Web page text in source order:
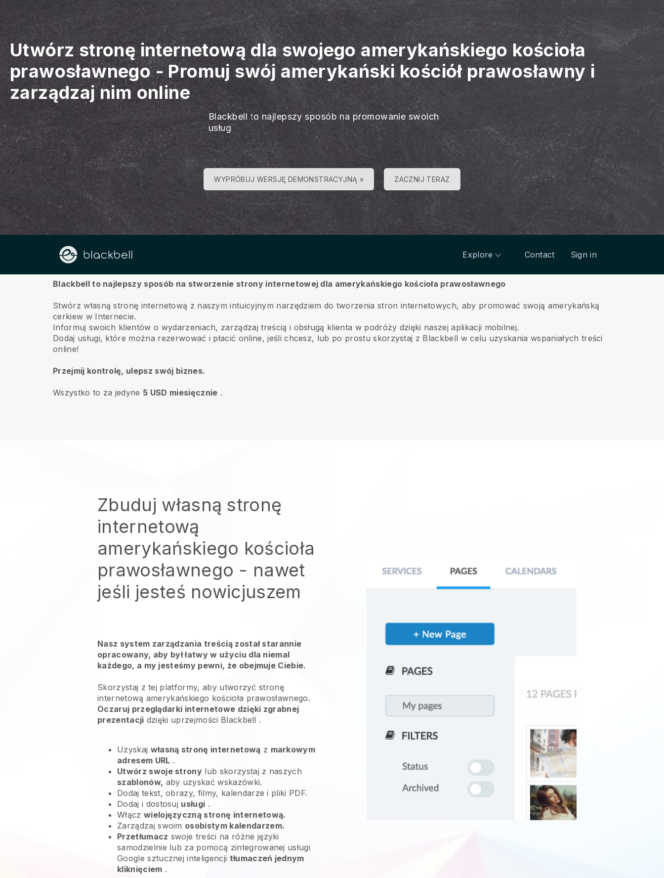
Utwórz stronę internetową dla swojego amerykańskiego kościoła
prawosławnego-Promuj swój amerykański kościół prawosławny i
zarządzaj nim online
Blackbell to najlepszy sposób na promowanie swoich
usług
WYPRÓBUJ WERSJĘ DEMONSTRACYJNĄ » ZACZNIJ TERAZ
Explore Contact Sign in
O
Blackbell to najlepszy sposób na stworzenie strony internetowej dla amerykańskiego kościoła prawosławnego
Stwórz własną stronę internetową z naszym intuicyjnym narzędziem do tworzenia stron internetowych, aby promować swoją amerykańską
cerkiew w Internecie.
Informuj swoich klientów o wydarzeniach, zarządzaj treścią i obsługą klienta w podróży dzięki naszej aplikacji mobilnej.
Dodaj usługi, które można rezerwować i płacić online, jeśli chcesz, lub po prostu skorzystaj z Blackbell w celu uzyskania wspaniałych treści
online!
Przejmij kontrolę, ulepsz swój biznes.
Wszystko to za jedyne 5 USD miesięcznie .
Zbuduj własną stronę
internetową
amerykańskiego kościoła
prawosławnego - nawet
jeśli jesteś nowicjuszem
Nasz system zarządzania treścią został starannie
opracowany, aby był łatwy w użyciu dla niemal
każdego, a my jesteśmy pewni, że obejmuje Ciebie.
Skorzystaj z tej platformy, aby utworzyć stronę
internetową amerykańskiego kościoła prawosławnego.
Oczaruj przeglądarki internetowe dzięki zgrabnej
prezentacji dzięki uprzejmości Blackbell .
Uzyskaj własną stronę internetową z markowym
adresem URL .
Utwórz swoje strony lub skorzystaj z naszych
szablonów, aby uzyskać wskazówki.
Dodaj tekst, obrazy, filmy, kalendarze i pliki PDF.
Dodaj i dostosuj usługi .
Włącz wielojęzyczną stronę internetową.
Zarządzaj swoim osobistym kalendarzem.
Przetłumacz swoje treści na różne języki
samodzielnie lub za pomocą zintegrowanej usługi
Google sztucznej inteligencji tłumaczeń jednym
kliknięciem .